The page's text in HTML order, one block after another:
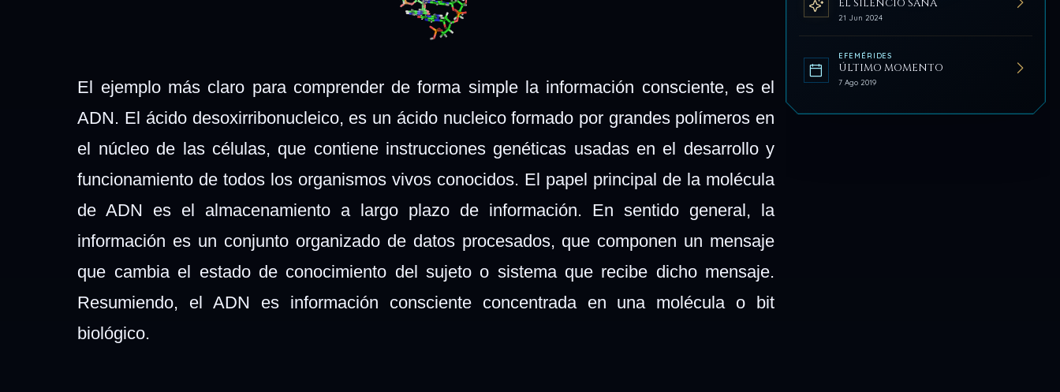
El ejemplo más claro para comprender de forma simple la información consciente, es el
ADN. El ácido desoxirribonucleico, es un ácido nucleico formado por grandes polímeros en
el núcleo de las células, que contiene instrucciones genéticas usadas en el desarrollo y
funcionamiento de todos los organismos vivos conocidos. El papel principal de la molécula
de ADN es el almacenamiento a largo plazo de información. En sentido general, la
información es un conjunto organizado de datos procesados, que componen un mensaje
que cambia el estado de conocimiento del sujeto o sistema que recibe dicho mensaje.
Resumiendo, el ADN es información consciente concentrada en una molécula o bit
biológico.
21 Jun 2024
EFEMÉRIDES
ÚLTIMO MOMENTO
7 Ago 2019